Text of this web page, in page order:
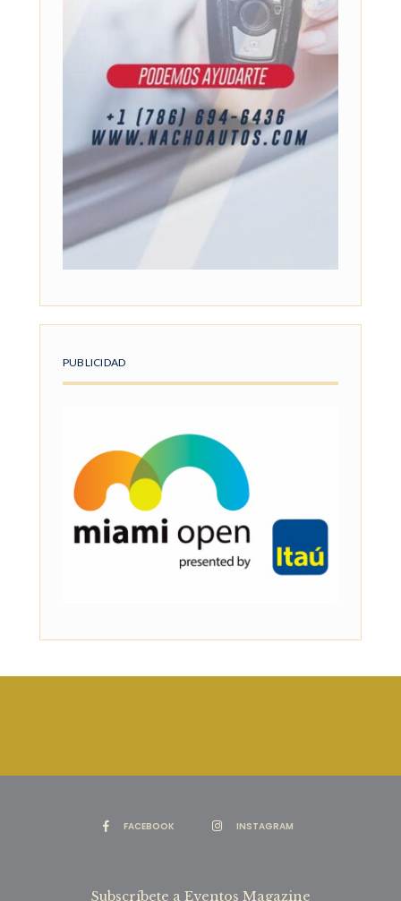
PUBLICIDAD
FACEBOOK INSTAGRAM
Subscríbete a Eventos Magazine